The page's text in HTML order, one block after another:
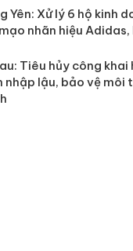
Hưng Yên: Xử lý 6 hộ
hàng giả mạo nhãn